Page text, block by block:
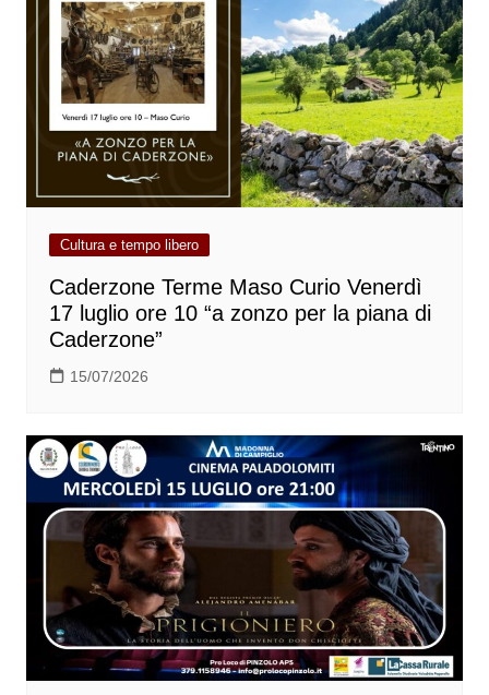
Cultura e tempo libero
Caderzone Terme Maso Curio Venerdì
17 luglio ore 10 “a zonzo per la piana di
Caderzone”
15/07/2026